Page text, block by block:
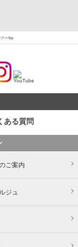
アーTop
ある質問
ご案内
ジュ